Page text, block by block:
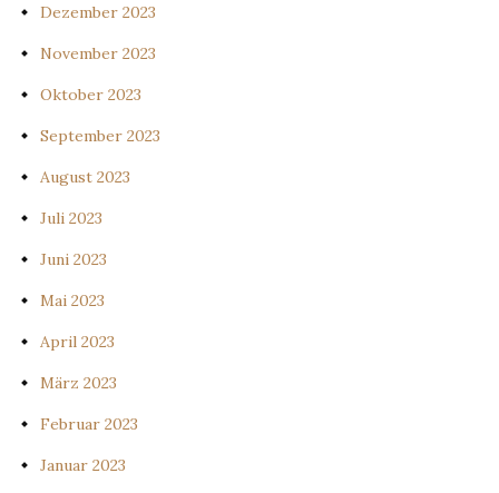
Dezember 2023
November 2023
Oktober 2023
September 2023
August 2023
Juli 2023
Juni 2023
Mai 2023
April 2023
März 2023
Februar 2023
Januar 2023